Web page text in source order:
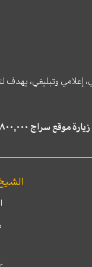
إعلامي وتبليغي،
مرة خلال الستة أشهر الماضية، كما ظهر في نتائج البحث في محركات البحث٢٢,٢٩٠,٠٠٠ مرّة.